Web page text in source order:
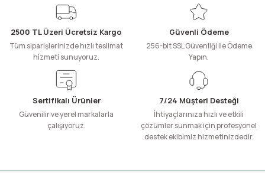
2500 TL Üzeri Ücretsiz Kargo
Tüm siparişlerinizde hızlı teslimat
hizmeti sunuyoruz.
Güvenli Ödeme
256-bit SSL Güvenliği ile Ödeme
Yapın.
Sertifikalı Ürünler
Güvenilir ve yerel markalarla
çalışıyoruz.
7/24 Müşteri Desteği
İhtiyaçlarınıza hızlı ve etkili
çözümler sunmak için profesyonel
destek ekibimiz hizmetinizdedir.